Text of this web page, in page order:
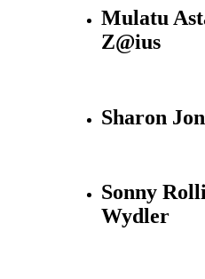
Mulatu
Z@ius
Sharon
Sonny
Wydler